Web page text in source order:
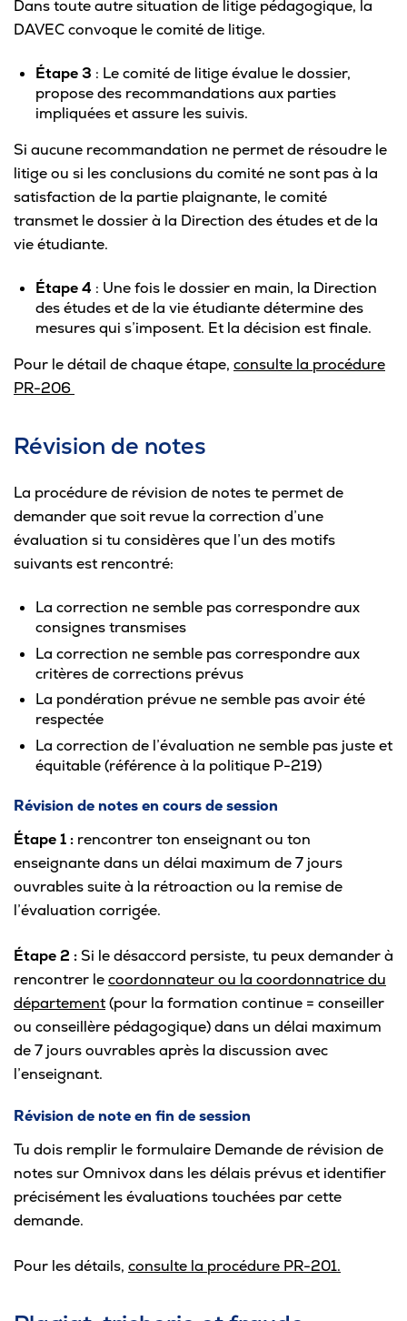
Dans toute autre situation de litige pédagogique, la
DAVEC convoque le comité de litige.
Étape 3 : Le comité de litige évalue le dossier,
propose des recommandations aux parties
impliquées et assure les suivis.
Si aucune recommandation ne permet de résoudre le
litige ou si les conclusions du comité ne sont pas à la
satisfaction de la partie plaignante, le comité
transmet le dossier à la Direction des études et de la
vie étudiante.
Étape 4 : Une fois le dossier en main, la Direction
des études et de la vie étudiante détermine des
mesures qui s’imposent. Et la décision est finale.
Pour le détail de chaque étape, consulte la procédure
PR-206
Révision de notes
La procédure de révision de notes te permet de
demander que soit revue la correction d’une
évaluation si tu considères que l’un des motifs
suivants est rencontré:
La correction ne semble pas correspondre aux
consignes transmises
La correction ne semble pas correspondre aux
critères de corrections prévus
La pondération prévue ne semble pas avoir été
respectée
La correction de l’évaluation ne semble pas juste et
équitable (référence à la politique P-219)
Révision de notes en cours de session
Étape 1 : rencontrer ton enseignant ou ton
enseignante dans un délai maximum de 7 jours
ouvrables suite à la rétroaction ou la remise de
l’évaluation corrigée.
Étape 2 : Si le désaccord persiste, tu peux demander à
rencontrer lecoordonnateur ou la coordonnatrice du
département(pour la formation continue = conseiller
ou conseillère pédagogique) dans un délai maximum
de 7 jours ouvrables après la discussion avec
l’enseignant.
Révision de note en fin de session
Tu dois remplir le formulaire Demande de révision de
notes sur Omnivox dans les délais prévus et identifier
précisément les évaluations touchées par cette
demande.
Pour les détails, consulte la procédure PR-201.